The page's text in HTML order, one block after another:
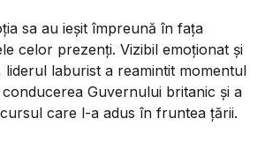
sa au ieșit împreună în fața
celor prezenți. Vizibil emoționat și
laburist a reamintit momentul
Guvernului britanic și a
care l-a adus în fruntea țării.